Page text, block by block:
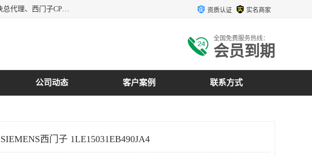
上海诗幕自动化设备有限公司是一家西门子授权分销商；主要负责：德国西门子模块代理商、西门子PLC模块总代理、西门子CPU模块代理商、西门子电缆代理、西门子触摸屏变频器总代理等专销售西门子各系列产品；实体公司，诚信经营，价格优势，品质保证，库存量大，供应！ 资质认证 实名商家
全国免费服务热线：
会员到期
公司动态 客户案例 联系方式
SIEMENS西门子 1LE15031EB490JA4